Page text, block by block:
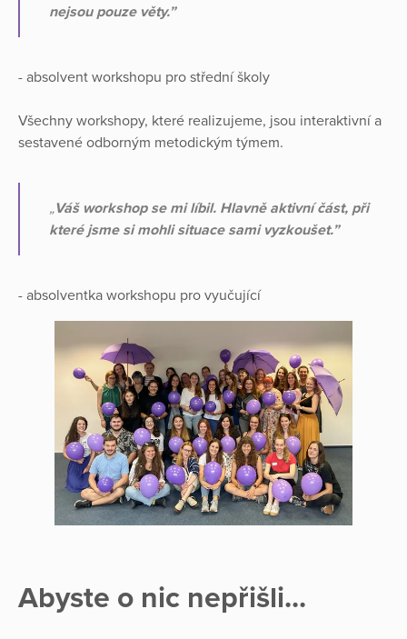
nejsou pouze věty.”
- absolvent workshopu pro střední školy
Všechny workshopy, které realizujeme, jsou interaktivní a
sestavené odborným metodickým týmem.
„Váš workshop se mi líbil. Hlavně aktivní část, při
které jsme si mohli situace sami vyzkoušet.”
- absolventka workshopu pro vyučující
Abyste o nic nepřišli...